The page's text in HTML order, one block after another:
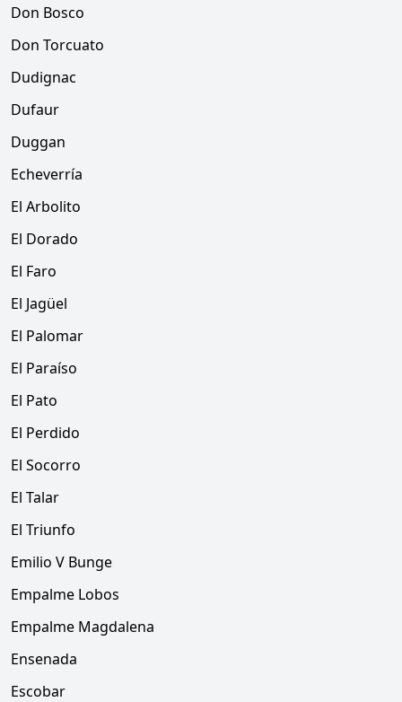
Don Bosco
Don Torcuato
Dudignac
Dufaur
Duggan
Echeverría
El Arbolito
El Dorado
El Faro
El Jagüel
El Palomar
El Paraíso
El Pato
El Perdido
El Socorro
El Talar
El Triunfo
Emilio V Bunge
Empalme Lobos
Empalme Magdalena
Ensenada
Escobar